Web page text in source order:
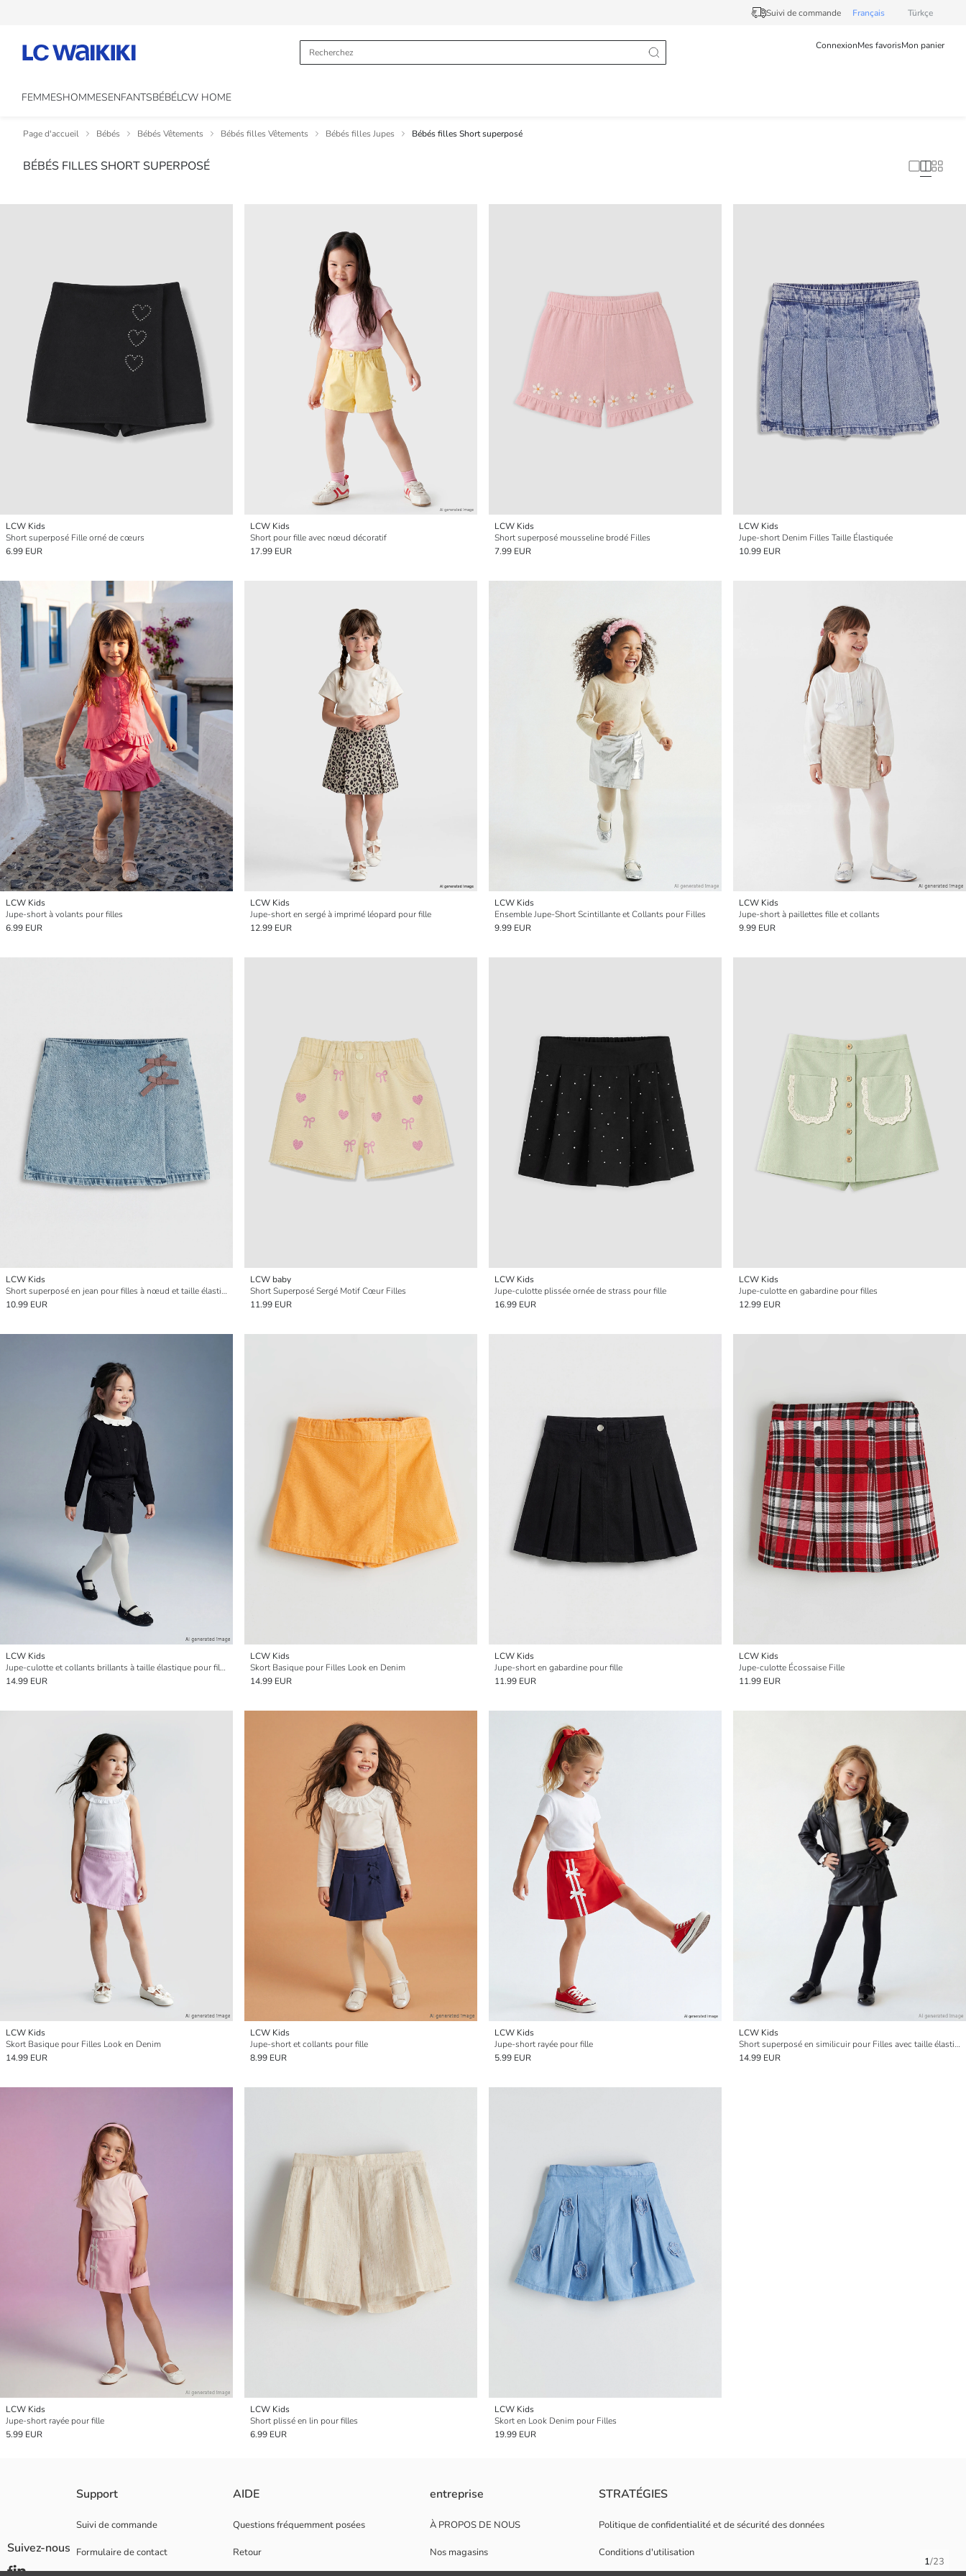
Suivi de commande Français Türkçe
ConnexionMes favorisMon panier
FEMMESHOMMESENFANTSBÉBÉLCW HOME
Page d'accueil Bébés Bébés Vêtements Bébés filles Vêtements Bébés filles Jupes Bébés filles Short superposé
BÉBÉS FILLES SHORT SUPERPOSÉ
LCW Kids
Short superposé Fille orné de cœurs
6.99 EUR
LCW Kids
Short pour fille avec nœud décoratif
17.99 EUR
LCW Kids
Short superposé mousseline brodé Filles
7.99 EUR
LCW Kids
Jupe-short Denim Filles Taille Élastiquée
10.99 EUR
LCW Kids
Jupe-short à volants pour filles
6.99 EUR
LCW Kids
Jupe-short en sergé à imprimé léopard pour fille
12.99 EUR
LCW Kids
Ensemble Jupe-Short Scintillante et Collants pour Filles
9.99 EUR
LCW Kids
Jupe-short à paillettes fille et collants
9.99 EUR
LCW Kids
Short superposé en jean pour filles à nœud et taille élastiquée
10.99 EUR
LCW baby
Short Superposé Sergé Motif Cœur Filles
11.99 EUR
LCW Kids
Jupe-culotte plissée ornée de strass pour fille
16.99 EUR
LCW Kids
Jupe-culotte en gabardine pour filles
12.99 EUR
LCW Kids
Jupe-culotte et collants brillants à taille élastique pour filles
14.99 EUR
LCW Kids
Skort Basique pour Filles Look en Denim
14.99 EUR
LCW Kids
Jupe-short en gabardine pour fille
11.99 EUR
LCW Kids
Jupe-culotte Écossaise Fille
11.99 EUR
LCW Kids
Skort Basique pour Filles Look en Denim
14.99 EUR
LCW Kids
Jupe-short et collants pour fille
8.99 EUR
LCW Kids
Jupe-short rayée pour fille
5.99 EUR
LCW Kids
Short superposé en similicuir pour Filles avec taille élastiquée.
14.99 EUR
LCW Kids
Jupe-short rayée pour fille
5.99 EUR
LCW Kids
Short plissé en lin pour filles
6.99 EUR
LCW Kids
Skort en Look Denim pour Filles
19.99 EUR
1/23
Support
Suivi de commande
Formulaire de contact
AIDE
Questions fréquemment posées
Retour
entreprise
À PROPOS DE NOUS
Nos magasins
STRATÉGIES
Politique de confidentialité et de sécurité des données
Conditions d'utilisation
Suivez-nous